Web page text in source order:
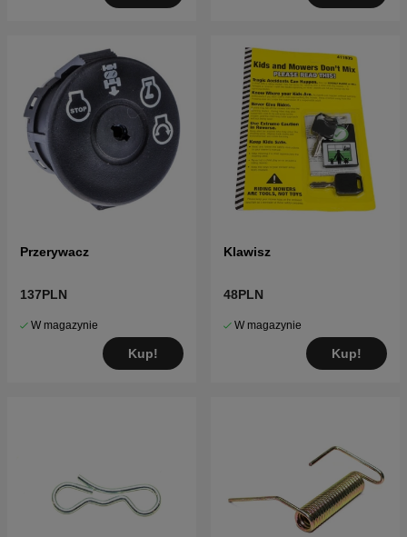
Przerywacz
137PLN
W magazynie
Kup!
Klawisz
48PLN
W magazynie
Kup!